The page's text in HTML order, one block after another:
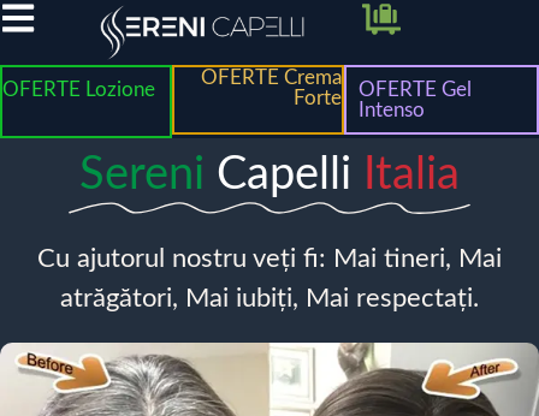
OFERTE Lozione
OFERTE Crema
Forte
OFERTE Gel
Intenso
Sereni Capelli Italia
Cu ajutorul nostru veți fi: Mai tineri, Mai
atrăgători, Mai iubiți, Mai respectați.